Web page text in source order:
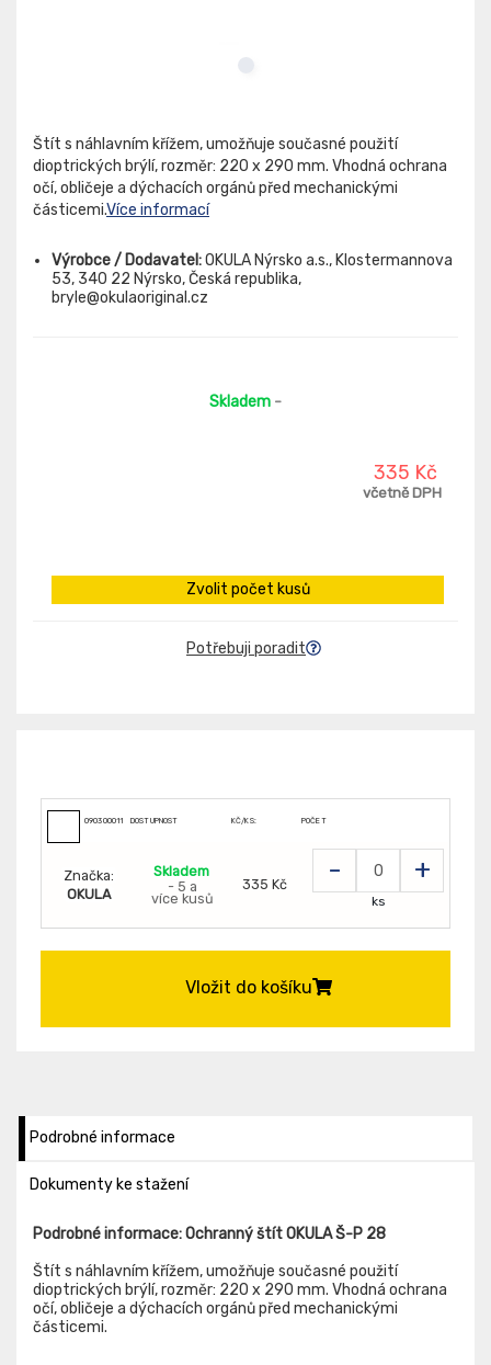
Štít s náhlavním křížem, umožňuje současné použití
dioptrických brýlí, rozměr: 220 x 290 mm. Vhodná ochrana
očí, obličeje a dýchacích orgánů před mechanickými
částicemi.Více informací
Výrobce / Dodavatel:OKULA Nýrsko a.s., Klostermannova
53, 340 22 Nýrsko, Česká republika,
bryle@okulaoriginal.cz
Skladem -
335 Kč
včetně DPH
Zvolit počet kusů
Potřebuji poradit
090300011 DOSTUPNOST KČ/KS: POČET
Značka:
OKULA
Skladem
- 5 a
více kusů
335 Kč - +
ks
Vložit do košíku
Podrobné informace
Dokumenty ke stažení
Podrobné informace: Ochranný štít OKULA Š-P 28
Štít s náhlavním křížem, umožňuje současné použití
dioptrických brýlí, rozměr: 220 x 290 mm. Vhodná ochrana
očí, obličeje a dýchacích orgánů před mechanickými
částicemi.